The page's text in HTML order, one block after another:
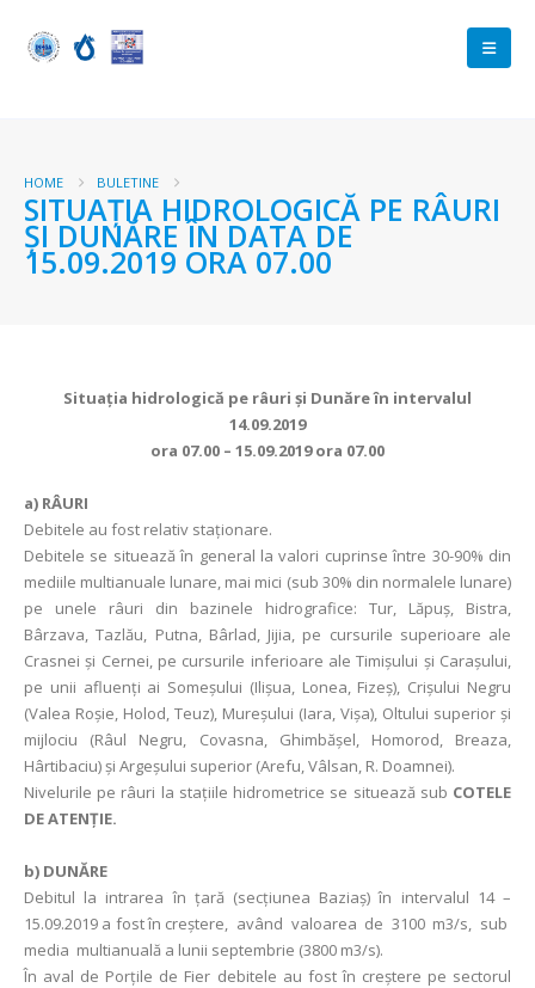
HOME BULETINE
SITUAŢIA HIDROLOGICĂ PE RÂURI
ŞI DUNĂRE ÎN DATA DE
15.09.2019 ORA 07.00
Situaţia hidrologică pe râuri şi Dunăre în intervalul
14.09.2019
ora 07.00 – 15.09.2019 ora 07.00
a) RÂURI
Debitele au fost relativ staţionare.
Debitele se situează în general la valori cuprinse între 30-90% din
mediile multianuale lunare, mai mici (sub 30% din normalele lunare)
pe unele râuri din bazinele hidrografice: Tur, Lăpuș, Bistra,
Bârzava, Tazlău, Putna, Bârlad, Jijia, pe cursurile superioare ale
Crasnei și Cernei, pe cursurile inferioare ale Timișului și Carașului,
pe unii afluenți ai Someșului (Ilișua, Lonea, Fizeș), Crișului Negru
(Valea Roșie, Holod, Teuz), Mureșului (Iara, Vișa), Oltului superior și
mijlociu (Râul Negru, Covasna, Ghimbăşel, Homorod, Breaza,
Hârtibaciu) și Argeşului superior (Arefu, Vâlsan, R. Doamnei).
Nivelurile pe râuri la stațiile hidrometrice se situează sub COTELE
DE ATENȚIE.
b) DUNĂRE
Debitul la intrarea în ţară (secţiunea Baziaş) în intervalul 14 –
15.09.2019 a fost în creştere, având valoarea de 3100 m3/s, sub
media multianuală a lunii septembrie (3800 m3/s).
În aval de Porţile de Fier debitele au fost în creștere pe sectorul